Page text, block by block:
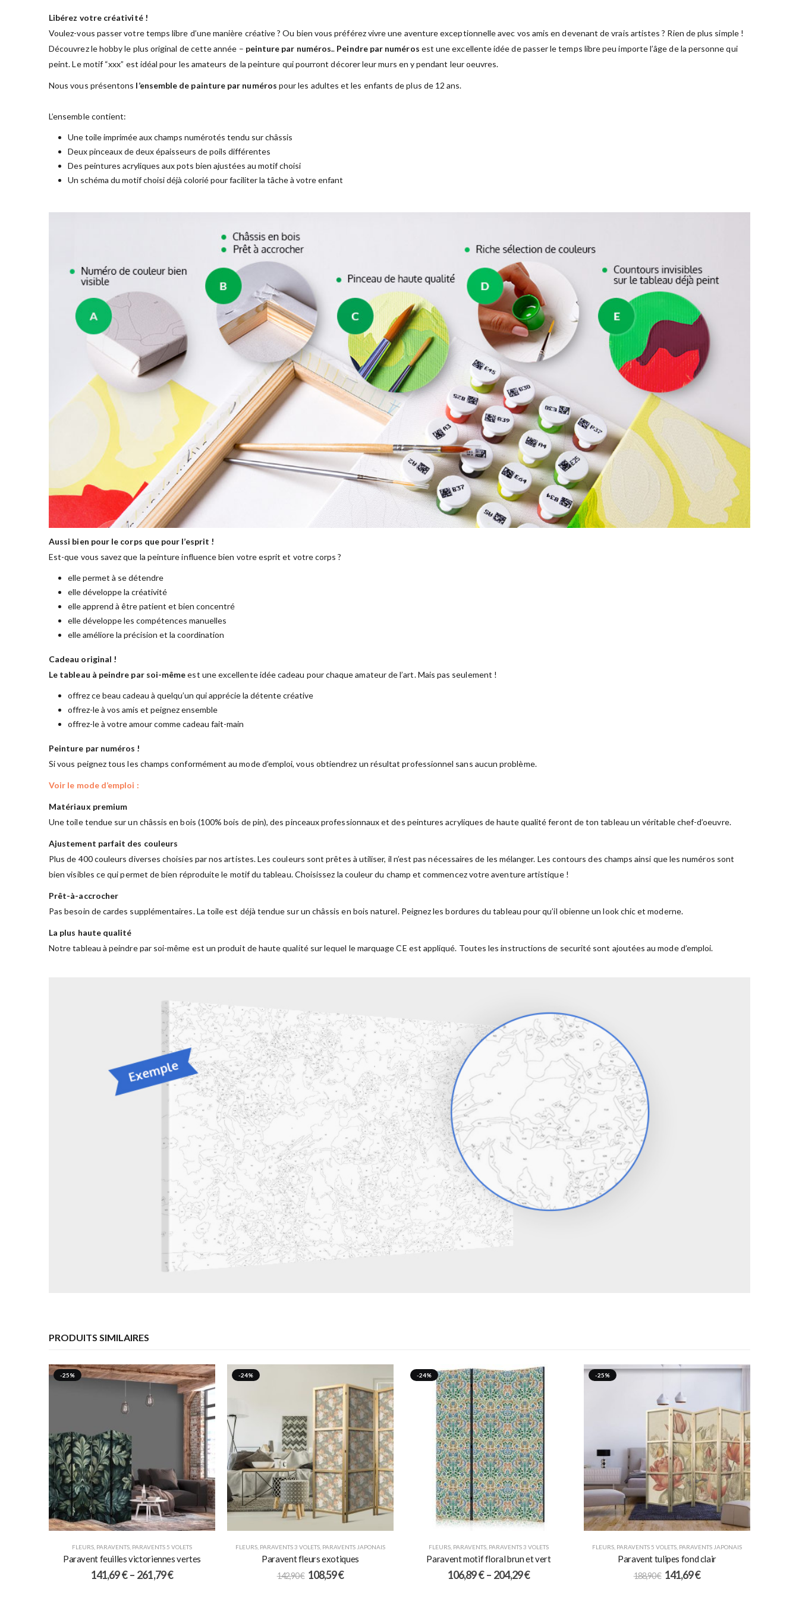
Libérez votre créativité !
Voulez-vous passer votre temps libre d’une manière créative ? Ou bien vous préférez vivre une aventure exceptionnelle avec vos amis en devenant de vrais artistes ? Rien de plus simple !
Découvrez le hobby le plus original de cette année – peinture par numéros.. Peindre par numéros est une excellente idée de passer le temps libre peu importe l’âge de la personne qui
peint. Le motif “xxx” est idéal pour les amateurs de la peinture qui pourront décorer leur murs en y pendant leur oeuvres.
Nous vous présentons l’ensemble de painture par numéros pour les adultes et les enfants de plus de 12 ans.
L’ensemble contient:
Une toile imprimée aux champs numérotés tendu sur châssis
Deux pinceaux de deux épaisseurs de poils différentes
Des peintures acryliques aux pots bien ajustées au motif choisi
Un schéma du motif choisi déjà colorié pour faciliter la tâche à votre enfant
Aussi bien pour le corps que pour l’esprit !
Est-que vous savez que la peinture influence bien votre esprit et votre corps ?
elle permet à se détendre
elle développe la créativité
elle apprend à être patient et bien concentré
elle développe les compétences manuelles
elle améliore la précision et la coordination
Cadeau original !
Le tableau à peindre par soi-mêmeest une excellente idée cadeau pour chaque amateur de l’art. Mais pas seulement !
offrez ce beau cadeau à quelqu’un qui apprécie la détente créative
offrez-le à vos amis et peignez ensemble
offrez-le à votre amour comme cadeau fait-main
Peinture par numéros !
Si vous peignez tous les champs conformément au mode d’emploi, vous obtiendrez un résultat professionnel sans aucun problème.
Voir le mode d’emploi :
Matériaux premium
Une toile tendue sur un châssis en bois (100% bois de pin), des pinceaux professionnaux et des peintures acryliques de haute qualité feront de ton tableau un véritable chef-d’oeuvre.
Ajustement parfait des couleurs
Plus de 400 couleurs diverses choisies par nos artistes. Les couleurs sont prêtes à utiliser, il n’est pas nécessaires de les mélanger. Les contours des champs ainsi que les numéros sont
bien visibles ce qui permet de bien réproduite le motif du tableau. Choisissez la couleur du champ et commencez votre aventure artistique !
Prêt-à-accrocher
Pas besoin de cardes supplémentaires. La toile est déjà tendue sur un châssis en bois naturel. Peignez les bordures du tableau pour qu’il obienne un look chic et moderne.
La plus haute qualité
Notre tableau à peindre par soi-même est un produit de haute qualité sur lequel le marquage CE est appliqué. Toutes les instructions de securité sont ajoutées au mode d’emploi.
PRODUITS SIMILAIRES
-25%
FLEURS, PARAVENTS, PARAVENTS 5 VOLETS
Paravent feuilles victoriennes vertes
141,69€ – 261,79€
-24%
FLEURS, PARAVENTS 3 VOLETS, PARAVENTS JAPONAIS
Paravent fleurs exotiques
142,90€ 108,59€
-24%
FLEURS, PARAVENTS, PARAVENTS 3 VOLETS
Paravent motif floral brun et vert
106,89€ – 204,29€
-25%
FLEURS, PARAVENTS 5 VOLETS, PARAVENTS JAPONAIS
Paravent tulipes fond clair
188,90€ 141,69€